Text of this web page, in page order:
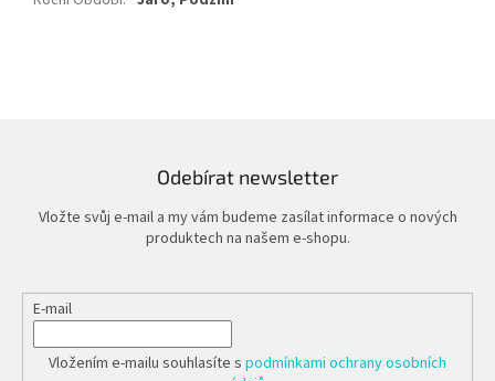
Odebírat newsletter
Vložte svůj e-mail a my vám budeme zasílat informace o nových
produktech na našem e-shopu.
E-mail
Vložením e-mailu souhlasíte s podmínkami ochrany osobních